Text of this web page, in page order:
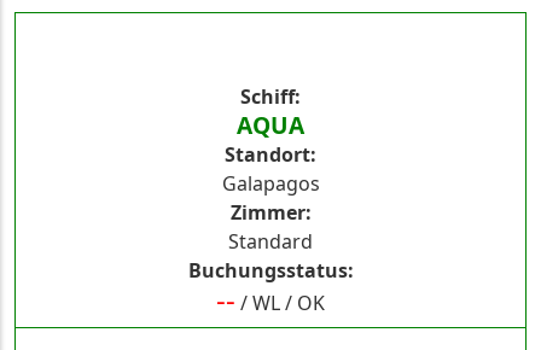
Schiff
AQUA
Standort
Galapagos
Zimmer
Standard
Buchungsstatus
-- /WL/ OK